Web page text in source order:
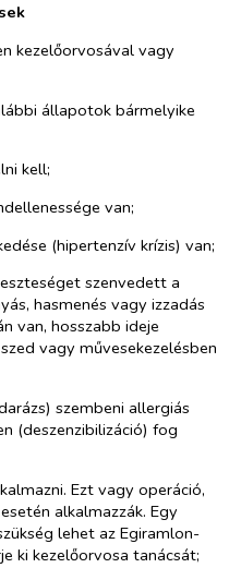
kezelőorvosával vagy
állapotok bármelyike
kell;
van;
(hipertenzív krízis) van;
szenvedett a
hasmenés vagy izzadás
van, hosszabb ideje
vagy művesekezelésben
szembeni allergiás
(deszenzibilizáció) fog
Ezt vagy operáció,
alkalmazzák. Egy
lehet az Egiramlon-
ki kezelőorvosa tanácsát;